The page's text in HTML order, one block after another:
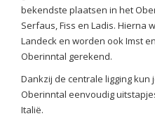
bekendste plaatsen in het
Serfaus, Fiss en Ladis. Hierna
Landeck en worden ook Imst
Oberinntal gerekend.
Dankzij de centrale ligging
Oberinntal eenvoudig
Italië.